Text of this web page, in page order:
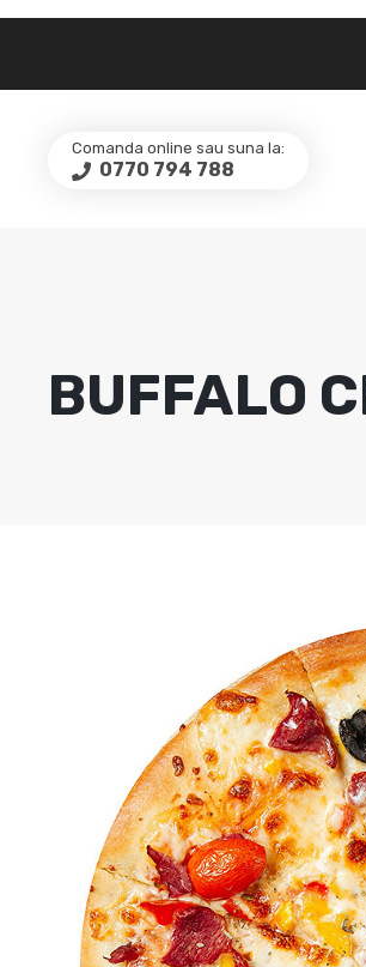
Comanda online sau suna la:
0770 794 788
BUFFALO